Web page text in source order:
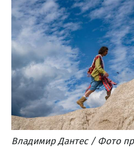
Владимир Дантес / Фото